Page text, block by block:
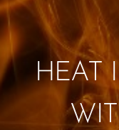
HEAT